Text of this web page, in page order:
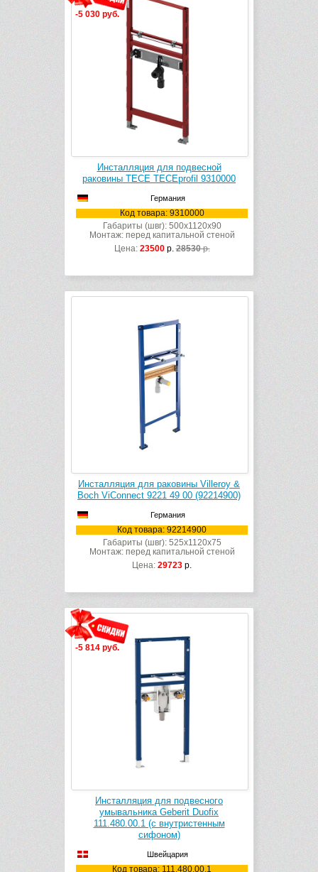
-5 030 руб.
Инсталляция для подвесной
раковины TECE TECEprofil 9310000
Германия
Код товара: 9310000
Габариты (швг): 500x1120x90
Монтаж: перед капитальной стеной
Цена: 23500р.28530р.
Инсталляция для раковины Villeroy &
Boch ViConnect 9221 49 00 (92214900)
Германия
Код товара: 92214900
Габариты (швг): 525x1120x75
Монтаж: перед капитальной стеной
Цена: 29723 р.
-5 814 руб.
Инсталляция для подвесного
умывальника Geberit Duofix
111.480.00.1 (с внутристенным
сифоном)
Швейцария
Код товара: 111.480.00.1